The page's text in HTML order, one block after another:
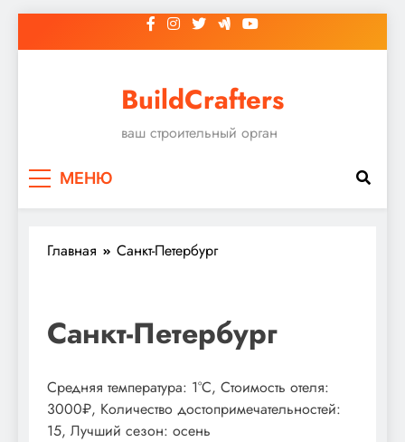
к
BuildCrafters
ваш строительный орган
МЕНЮ
Главная Санкт-Петербург
Санкт-Петербург
Средняя температура: 1°C, Стоимость отеля:
3000₽, Количество достопримечательностей:
15, Лучший сезон: осень